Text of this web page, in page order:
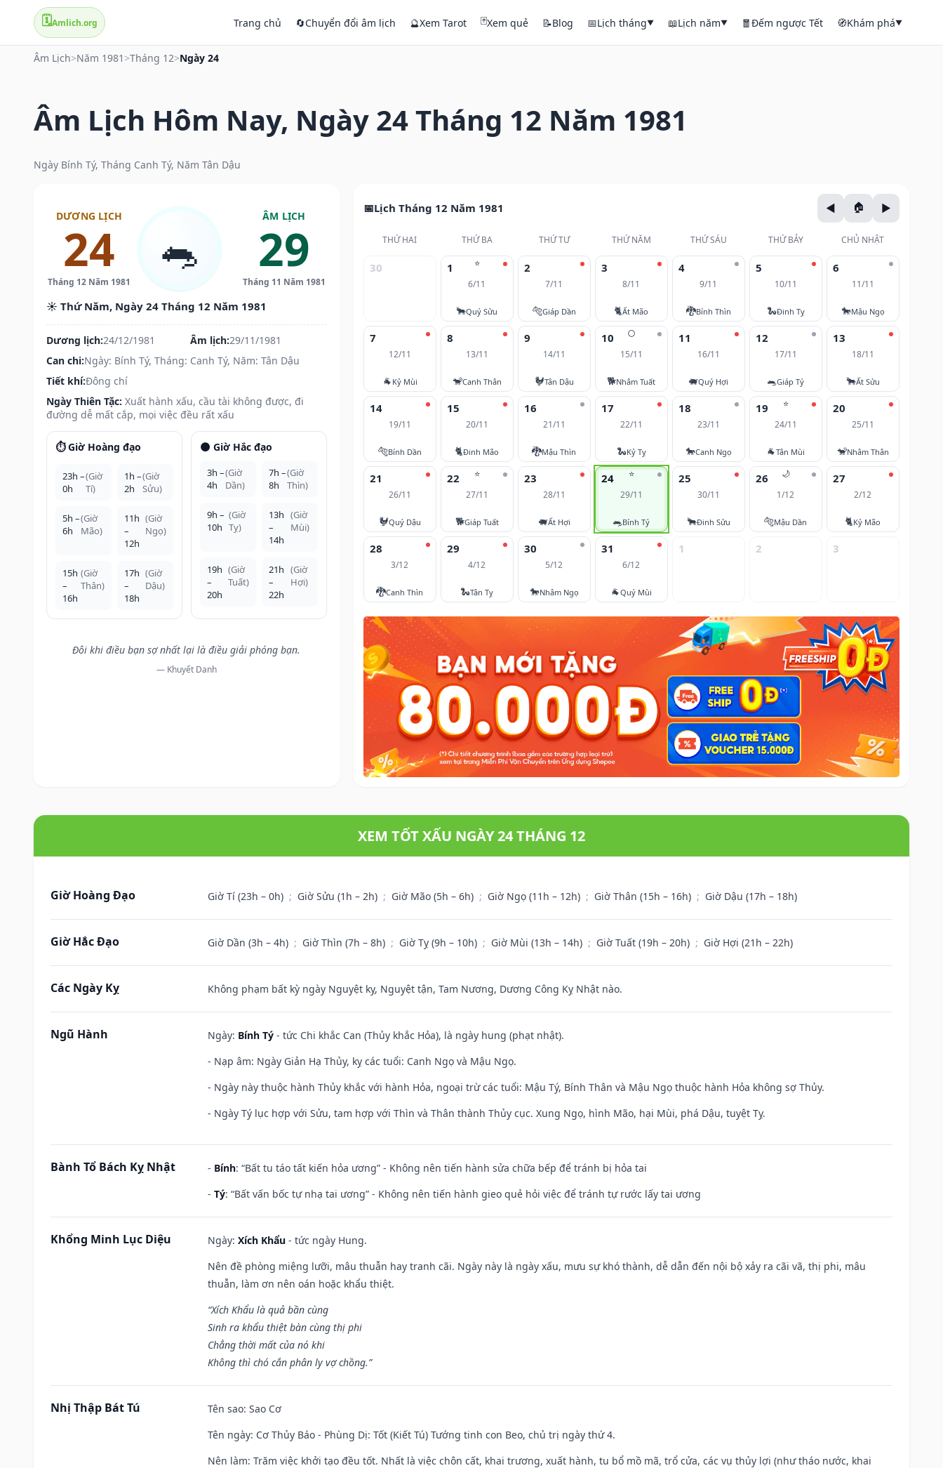
🗓️Amlich.org Trang chủ 🔄Chuyển đổi âm lịch 🔮Xem Tarot 🃏Xem quẻ 📝Blog 📅Lịch tháng▼ 📖Lịch năm▼ 🧧Đếm ngược Tết 🧭Khám phá▼
Âm Lịch>Năm 1981 >Tháng 12>Ngày 24
Âm Lịch Hôm Nay, Ngày 24 Tháng 12 Năm 1981
Ngày Bính Tý, Tháng Canh Tý, Năm Tân Dậu
DƯƠNG LỊCH
24
Tháng 12 Năm 1981
🐀
ÂM LỊCH
29
Tháng 11 Năm 1981
☀️ Thứ Năm, Ngày 24 Tháng 12 Năm 1981
Dương lịch:24/12/1981 Âm lịch:29/11/1981
Can chi:Ngày: Bính Tý, Tháng: Canh Tý, Năm: Tân Dậu
Tiết khí:Đông chí
Ngày Thiên Tặc: Xuất hành xấu, cầu tài không được, đi
đường dễ mất cắp, mọi việc đều rất xấu
⏱️ Giờ Hoàng đạo
23h –
0h
(Giờ
Tí)
1h –
2h
(Giờ
Sửu)
5h –
6h
(Giờ
Mão)
11h
–
12h
(Giờ
Ngọ)
15h
–
16h
(Giờ
Thân)
17h
–
18h
(Giờ
Dậu)
🌑 Giờ Hắc đạo
3h –
4h
(Giờ
Dần)
7h –
8h
(Giờ
Thìn)
9h –
10h
(Giờ
Tỵ)
13h
–
14h
(Giờ
Mùi)
19h
–
20h
(Giờ
Tuất)
21h
–
22h
(Giờ
Hợi)
Đôi khi điều bạn sợ nhất lại là điều giải phóng bạn.
— Khuyết Danh
Lịch Tháng 12 Năm 1981
THỨ HAI THỨ BA THỨ TƯ THỨ NĂM THỨ SÁU THỨ BẢY CHỦ NHẬT
30 ⭐
1
6/11
🐂Quý Sửu
2
7/11
🐅Giáp Dần
3
8/11
🐈Ất Mão
4
9/11
🐉Bính Thìn
5
10/11
🐍Đinh Tỵ
6
11/11
🐎Mậu Ngọ
7
12/11
🐐 Kỷ Mùi
8
13/11
🐒Canh Thân
9
14/11
🐓Tân Dậu
🌕
10
15/11
🐕Nhâm Tuất
11
16/11
🐖Quý Hợi
12
17/11
🐀Giáp Tý
13
18/11
🐂Ất Sửu
14
19/11
🐅Bính Dần
15
20/11
🐈Đinh Mão
16
21/11
🐉Mậu Thìn
17
22/11
🐍Kỷ Tỵ
18
23/11
🐎Canh Ngọ
⭐
19
24/11
🐐Tân Mùi
20
25/11
🐒Nhâm Thân
21
26/11
🐓Quý Dậu
⭐
22
27/11
🐕Giáp Tuất
23
28/11
🐖Ất Hợi
⭐
24
29/11
🐀Bính Tý
25
30/11
🐂Đinh Sửu
🌙
26
1/12
🐅Mậu Dần
27
2/12
🐈Kỷ Mão
28
3/12
🐉Canh Thìn
29
4/12
🐍Tân Tỵ
30
5/12
🐎Nhâm Ngọ
31
6/12
🐐Quý Mùi
1 2 3
XEM TỐT XẤU NGÀY 24 THÁNG 12
Giờ Hoàng Đạo Giờ Tí (23h – 0h) ; Giờ Sửu (1h – 2h) ; Giờ Mão (5h – 6h) ; Giờ Ngọ (11h – 12h) ; Giờ Thân (15h – 16h) ; Giờ Dậu (17h – 18h)
Giờ Hắc Đạo Giờ Dần (3h – 4h) ; Giờ Thìn (7h – 8h) ; Giờ Tỵ (9h – 10h) ; Giờ Mùi (13h – 14h) ; Giờ Tuất (19h – 20h) ; Giờ Hợi (21h – 22h)
Các Ngày Kỵ Không phạm bất kỳ ngày Nguyệt kỵ, Nguyệt tận, Tam Nương, Dương Công Kỵ Nhật nào.
Ngũ Hành Ngày: Bính Tý - tức Chi khắc Can (Thủy khắc Hỏa), là ngày hung (phạt nhật).
- Nạp âm: Ngày Giản Hạ Thủy, kỵ các tuổi: Canh Ngọ và Mậu Ngọ.
- Ngày này thuộc hành Thủy khắc với hành Hỏa, ngoại trừ các tuổi: Mậu Tý, Bính Thân và Mậu Ngọ thuộc hành Hỏa không sợ Thủy.
- Ngày Tý lục hợp với Sửu, tam hợp với Thìn và Thân thành Thủy cục. Xung Ngọ, hình Mão, hại Mùi, phá Dậu, tuyệt Tỵ.
Bành Tổ Bách Kỵ Nhật - Bính: “Bất tu táo tất kiến hỏa ương” - Không nên tiến hành sửa chữa bếp để tránh bị hỏa tai
- Tý: “Bất vấn bốc tự nhạ tai ương” - Không nên tiến hành gieo quẻ hỏi việc để tránh tự rước lấy tai ương
Khổng Minh Lục Diệu Ngày: Xích Khẩu - tức ngày Hung.
Nên đề phòng miệng lưỡi, mâu thuẫn hay tranh cãi. Ngày này là ngày xấu, mưu sự khó thành, dễ dẫn đến nội bộ xảy ra cãi vã, thị phi, mâu
thuẫn, làm ơn nên oán hoặc khẩu thiệt.
“Xích Khẩu là quả bần cùng
Sinh ra khẩu thiệt bàn cùng thị phi
Chẳng thời mất của nó khi
Không thì chó cắn phân ly vợ chồng.”
Nhị Thập Bát Tú Tên sao: Sao Cơ
Tên ngày: Cơ Thủy Báo - Phùng Dị: Tốt (Kiết Tú) Tướng tinh con Beo, chủ trị ngày thứ 4.
Nên làm: Trăm việc khởi tạo đều tốt. Nhất là việc chôn cất, khai trương, xuất hành, tu bổ mồ mã, trổ cửa, các vụ thủy lợi (như tháo nước, khai